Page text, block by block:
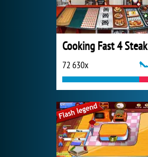
Cooking Fast 4 Steak
72 630x